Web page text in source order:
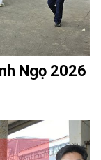
Ngọ 2026